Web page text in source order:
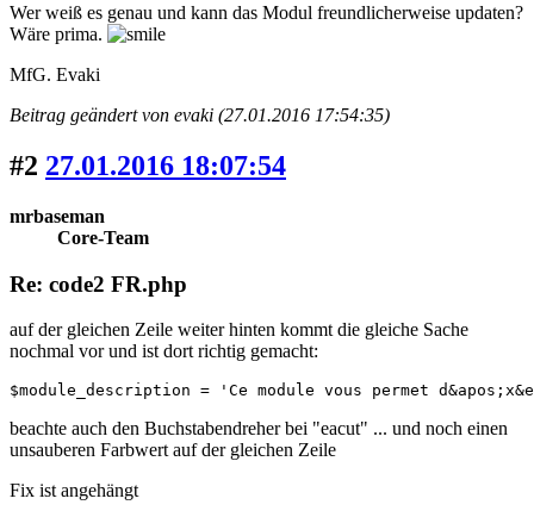
Wer weiß es genau und kann das Modul freundlicherweise updaten?
Wäre prima.
MfG. Evaki
Beitrag geändert von evaki (27.01.2016 17:54:35)
#2 27.01.2016 18:07:54
mrbaseman
Core-Team
Re: code2 FR.php
auf der gleichen Zeile weiter hinten kommt die gleiche Sache
nochmal vor und ist dort richtig gemacht:
$module_description = 'Ce module vous permet
beachte auch den Buchstabendreher bei "eacut" ... und noch einen
unsauberen Farbwert auf der gleichen Zeile
Fix ist angehängt